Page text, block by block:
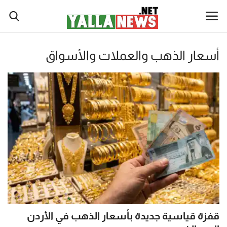
منصة
نيوز
نت
الإخبارية
منصة
نيوز
(Yalla
News
Net)
هي
أخبار العالم
أخبار الوطن العربي
سياسة واقتصاد
رياضة
ثقافة وفن
تكنولوجيا وعلوم
صحة ولياقة
أسعار الذهب والعملات والأسواق
قفزة قياسية جديدة بأسعار الذهب في الأردن